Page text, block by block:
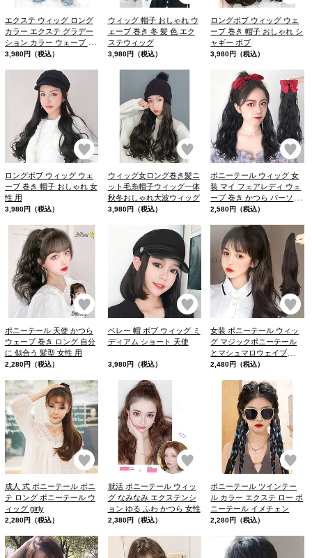
エクステ ウィッグ ロング
カラー エクステ グラデー
ション カラー ウェーブ 巻
き帽子 おしゃれ
3,980円（税込）
ウィッグ 帽子 おしゃれ ウ
ェーブ 巻き 冬 髪 色 エク
ステウィッグ
3,980円（税込）
ロングボブ ウィッグ ウェ
ーブ 巻き 帽子 おしゃれ シ
ャギー ボブ
3,980円（税込）
お気に入り
ロングボブ ウィッグ ウェ
ーブ 巻き 帽子 おしゃれ 女
性 用
3,980円（税込）
お気に入り
ウィッグ女ロング巻き髪ニ
ット毛糸帽子ウィッグ一体
秋冬おしゃれ大波ウィッグ
3,980円（税込）
お
ポニーテール ウィッグ 女
装 マイ フェアレディ ウェ
ーブ 巻き かつら パーソナ
ル カラー
2,580円（税込）
お気に入り
ポニーテール 天使 かつら
ウェーブ 巻き ロング 自分
に 似合う 髪型 女性 用
2,280円（税込）
お気に入り
ベレー 帽 ボブ ウィッグ ミ
ディアム ショート 天使
3,980円（税込）
お
女装 ポニーテール ウィッ
グ マジックポニーテール
とマシュマロウェイブのロ
ングウィッグで
2,480円（税込）
お気に入り
成人 式 ポニーテール ポニ
テ ロング ポニーテール ウ
ィッグ girly
2,280円（税込）
お気に入り
就活 ポニーテール ウィッ
グ なみなみ エクステンシ
ョン ゆる ふわ かつら 女性
2,380円（税込）
ポニーテール ツインテー
ル カラー エクステ ロー ポ
ニーテール イメチェン
2,280円（税込）